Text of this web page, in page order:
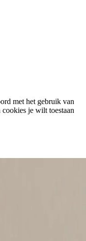
met het gebruik van
je wilt toestaan